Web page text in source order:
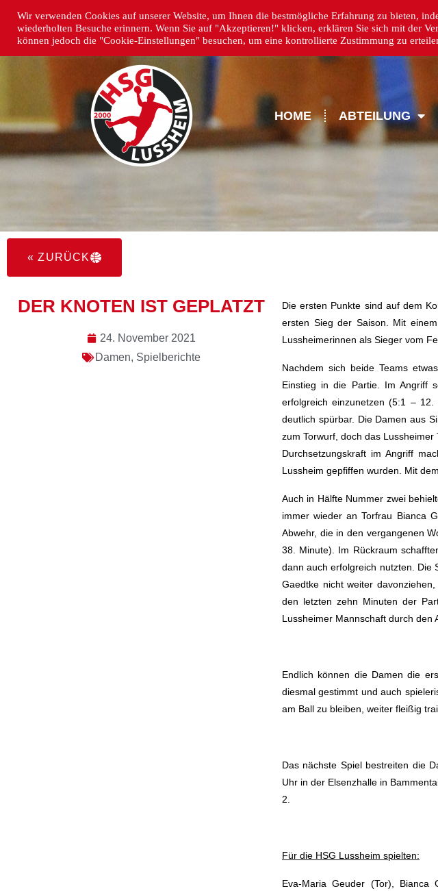
HOME ABTEILUNG
« ZURÜCK
DER KNOTEN IST GEPLATZT
24. November 2021
Damen, Spielberichte
Die ersten Punkte sind auf dem
ersten Sieg der Saison. Mit
Lussheimerinnen als Sieger vom
Nachdem sich beide Teams
Einstieg in die Partie. Im Angriff
erfolgreich einzunetzen (5:1 –
deutlich spürbar. Die Damen aus
zum Torwurf, doch das
Durchsetzungskraft im Angriff
Lussheim gepfiffen wurden. Mit
Auch in Hälfte Nummer zwei
immer wieder an Torfrau Bianca
Abwehr, die in den vergangenen
38. Minute). Im Rückraum
dann auch erfolgreich nutzten. Die
Gaedtke nicht weiter
den letzten zehn Minuten der
Lussheimer Mannschaft durch den
Endlich können die Damen die
diesmal gestimmt und auch
am Ball zu bleiben, weiter fleißig
Das nächste Spiel bestreiten die
Uhr in der Elsenzhalle in
2.
Für die HSG Lussheim spielten:
Eva-Maria Geuder (Tor), Bianca
Wir verwenden Cookies auf unserer Website, um Ihnen die bestmögliche Erfahrung zu bieten,
wiederholten Besuche erinnern. Wenn Sie auf "Akzeptieren!" klicken, erklären Sie sich mit der
können jedoch die "Cookie-Einstellungen" besuchen, um eine kontrollierte Zustimmung zu